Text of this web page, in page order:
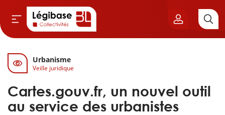
& Cimetières
& Élu local
Urbanisme
Veille juridique
Cartes.gouv.fr, un nouvel outil
au service des urbanistes